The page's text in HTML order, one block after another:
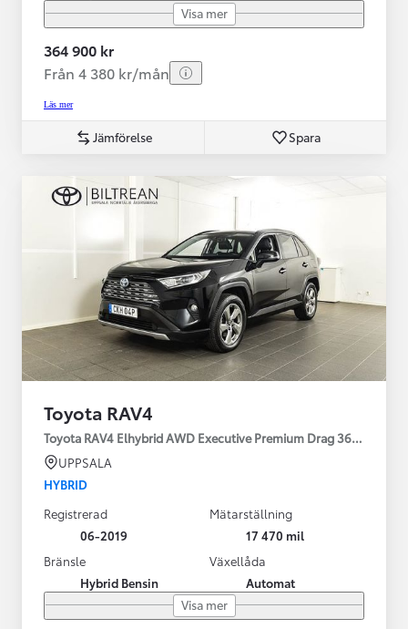
Visa mer
364 900 kr
Från 4 380 kr/mån
Läs mer
Jämförelse Spara
Toyota RAV4
Toyota RAV4 Elhybrid AWD Executive Premium Drag 360-kamera
UPPSALA
HYBRID
Registrerad
06-2019
Mätarställning
17 470 mil
Bränsle
Hybrid Bensin
Växellåda
Automat
Visa mer